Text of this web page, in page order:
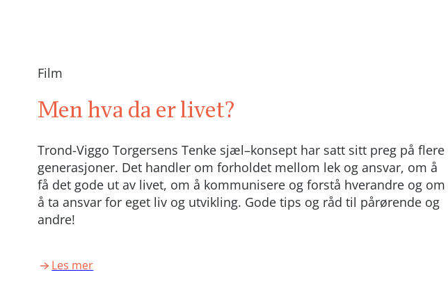
Film
Men hva da er livet?
Trond-Viggo Torgersens Tenke sjæl–konsept har satt sitt preg på flere
generasjoner. Det handler om forholdet mellom lek og ansvar, om å
få det gode ut av livet, om å kommunisere og forstå hverandre og om
å ta ansvar for eget liv og utvikling. Gode tips og råd til pårørende og
andre!
Les mer